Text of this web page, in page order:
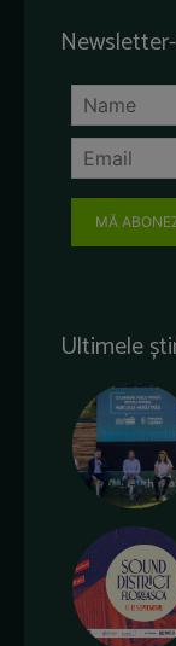
MĂ
Ultimele